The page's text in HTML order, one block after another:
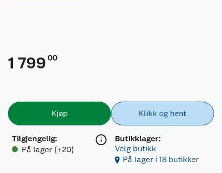
1 799 00
Kjøp
Tilgjengelig:
På lager (+20)
Klikk og hent
Butikklager:
Velg butikk
På lager i 18 butikker